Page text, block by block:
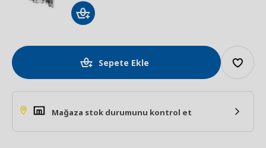
Sepete Ekle
Mağaza stok durumunu kontrol et